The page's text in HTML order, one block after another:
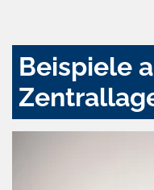
Beispiele